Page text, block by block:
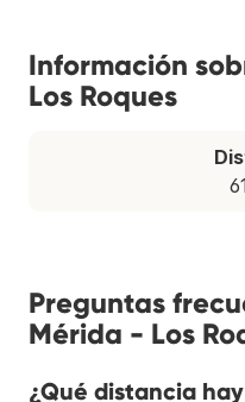
Información
Los Roques
Preguntas
Mérida - Los
¿Qué distancia